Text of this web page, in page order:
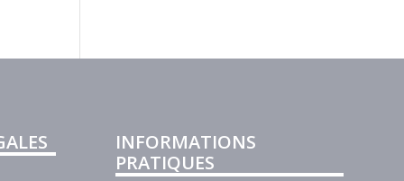
INFORMATIONS
PRATIQUES